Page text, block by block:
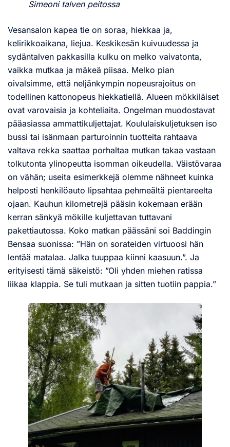
Simeoni talven peitossa
Vesansalon kapea tie on soraa, hiekkaa ja,
kelirikkoaikana, liejua. Keskikesän kuivuudessa ja
sydäntalven pakkasilla kulku on melko vaivatonta,
vaikka mutkaa ja mäkeä piisaa. Melko pian
oivalsimme, että neljänkympin nopeusrajoitus on
todellinen kattonopeus hiekkatiellä. Alueen mökkiläiset
ovat varovaisia ja kohteliaita. Ongelman muodostavat
pääasiassa ammattikuljettajat. Koululaiskuljetuksen iso
bussi tai isänmaan parturoinnin tuotteita rahtaava
valtava rekka saattaa porhaltaa mutkan takaa vastaan
tolkutonta ylinopeutta isomman oikeudella. Väistövaraa
on vähän; useita esimerkkejä olemme nähneet kuinka
helposti henkilöauto lipsahtaa pehmeältä pientareelta
ojaan. Kauhun kilometrejä pääsin kokemaan erään
kerran sänkyä mökille kuljettavan tuttavani
pakettiautossa. Koko matkan päässäni soi Baddingin
Bensaa suonissa: ”Hän on sorateiden virtuoosi hän
lentää matalaa. Jalka tuuppaa kiinni kaasuun.”. Ja
erityisesti tämä säkeistö: ”Oli yhden miehen ratissa
liikaa klappia. Se tuli mutkaan ja sitten tuotiin pappia.”